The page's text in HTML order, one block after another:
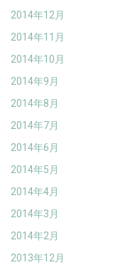
2014年12月
2014年11月
2014年10月
2014年9月
2014年8月
2014年7月
2014年6月
2014年5月
2014年4月
2014年3月
2014年2月
2013年12月